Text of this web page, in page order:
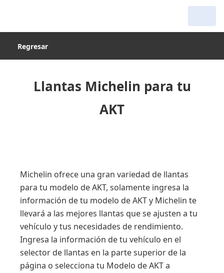
Regresar
Llantas Michelin para tu
AKT
Michelin ofrece una gran variedad de llantas
para tu modelo de AKT, solamente ingresa la
información de tu modelo de AKT y Michelin te
llevará a las mejores llantas que se ajusten a tu
vehículo y tus necesidades de rendimiento.
Ingresa la información de tu vehículo en el
selector de llantas en la parte superior de la
página o selecciona tu Modelo de AKT a